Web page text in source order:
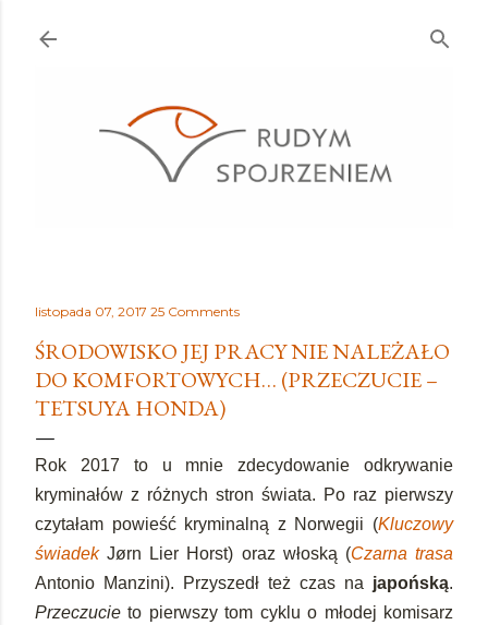
listopada 07, 2017 25 Comments
ŚRODOWISKO JEJ PRACY NIE NALEŻAŁO
DO KOMFORTOWYCH… (PRZECZUCIE –
TETSUYA HONDA)
Rok 2017 to u mnie zdecydowanie odkrywanie
kryminałów z różnych stron świata. Po raz pierwszy
czytałam powieść kryminalną z Norwegii (Kluczowy
świadekJørn Lier Horst) oraz włoską (Czarna trasa
Antonio Manzini). Przyszedł też czas na japońską.
Przeczucie to pierwszy tom cyklu o młodej komisarz